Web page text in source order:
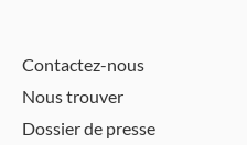
Contactez-nous
Nous trouver
Dossier de presse